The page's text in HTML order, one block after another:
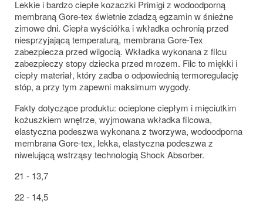
Lekkie i bardzo ciepłe kozaczki Primigi z wodoodporną
membraną Gore-tex świetnie zdadzą egzamin w śnieżne
zimowe dni. Ciepła wyściółka i wkładka ochronią przed
niesprzyjającą temperaturą, membrana Gore-Tex
zabezpiecza przed wilgocią. Wkładka wykonana z filcu
zabezpieczy stopy dziecka przed mrozem. Filc to miękki i
ciepły materiał, który zadba o odpowiednią termoregulację
stóp, a przy tym zapewni maksimum wygody.
Fakty dotyczące produktu: ocieplone ciepłym i mięciutkim
kożuszkiem wnętrze, wyjmowana wkładka filcowa,
elastyczna podeszwa wykonana z tworzywa, wodoodporna
membrana Gore-tex, lekka, elastyczna podeszwa z
niwelującą wstrząsy technologią Shock Absorber.
21 - 13,7
22 - 14,5